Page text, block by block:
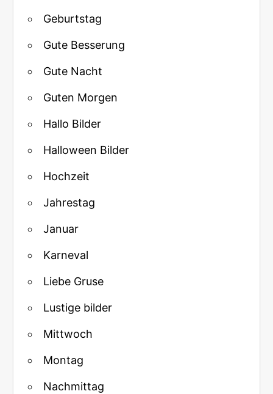
Geburtstag
Gute Besserung
Gute Nacht
Guten Morgen
Hallo Bilder
Halloween Bilder
Hochzeit
Jahrestag
Januar
Karneval
Liebe Gruse
Lustige bilder
Mittwoch
Montag
Nachmittag